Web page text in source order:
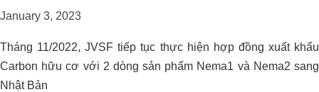
January 3, 2023
Tháng 11/2022, JVSF tiếp tục thực hiện hợp đồng xuất khẩu
Carbon hữu cơ với 2 dòng sản phẩm Nema1 và Nema2 sang
Nhật Bản
Dự án xử lý môi trường trang trại heo
Anh Hải_Tây Ninh